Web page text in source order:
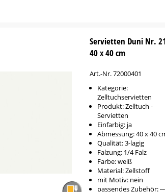
Servietten Duni Nr.
40 x 40 cm
Art.-Nr. 72000401
Kategorie:
Zelltuchservietten
Produkt: Zelltuch -
Servietten
Einfarbig: ja
Abmessung: 40 x 40
Qualität: 3-lagig
Falzung: 1/4 Falz
Farbe: weiß
Material: Zellstoff
mit Motiv: nein
passendes Zubehör: